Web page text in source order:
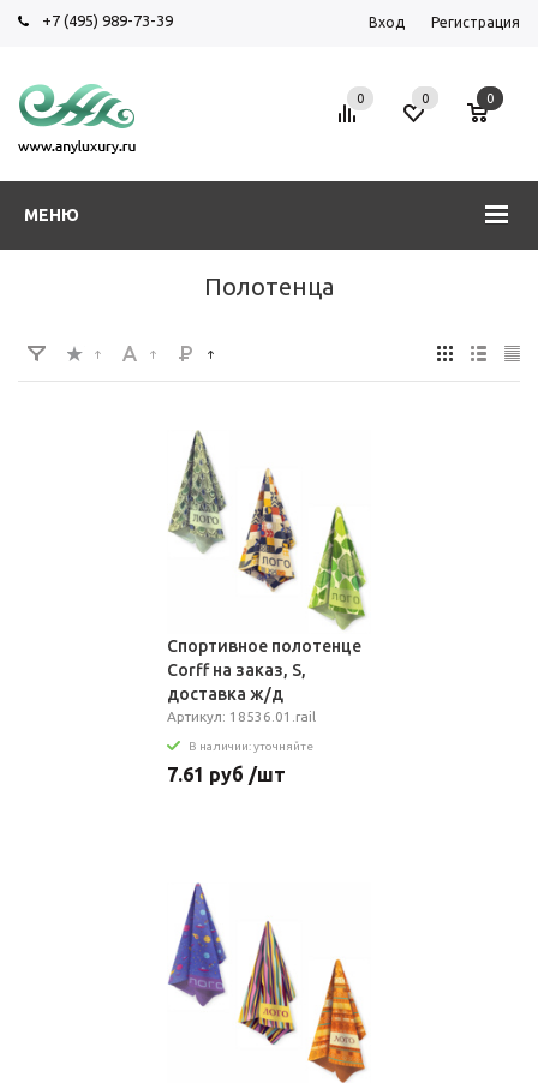
+7 (495) 989-73-39 Вход Регистрация
МЕНЮ
0 0 0
Полотенца
Спортивное полотенце
Сorff на заказ, S,
доставка ж/д
Артикул: 18536.01.rail
В наличии: уточняйте
7.61 руб /шт